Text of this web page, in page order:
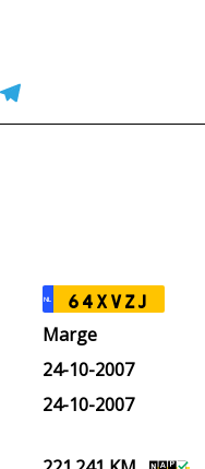
NL 64XVZJ
Marge
24-10-2007
24-10-2007